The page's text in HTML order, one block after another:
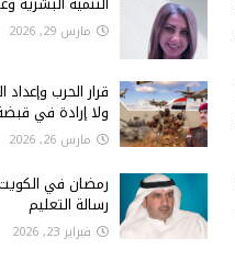
مارس 29, 2026
قرار الحرب
ولا إرادة في
مارس 26, 2026
رمضان في
رسالة التعليم
فبراير 23, 2026